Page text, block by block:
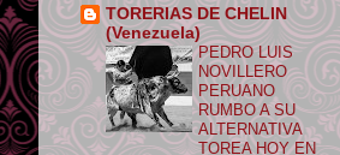
TORERIAS DE CHELIN
(Venezuela)
PEDRO LUIS
NOVILLERO
PERUANO
RUMBO A SU
ALTERNATIVA
TOREA HOY EN